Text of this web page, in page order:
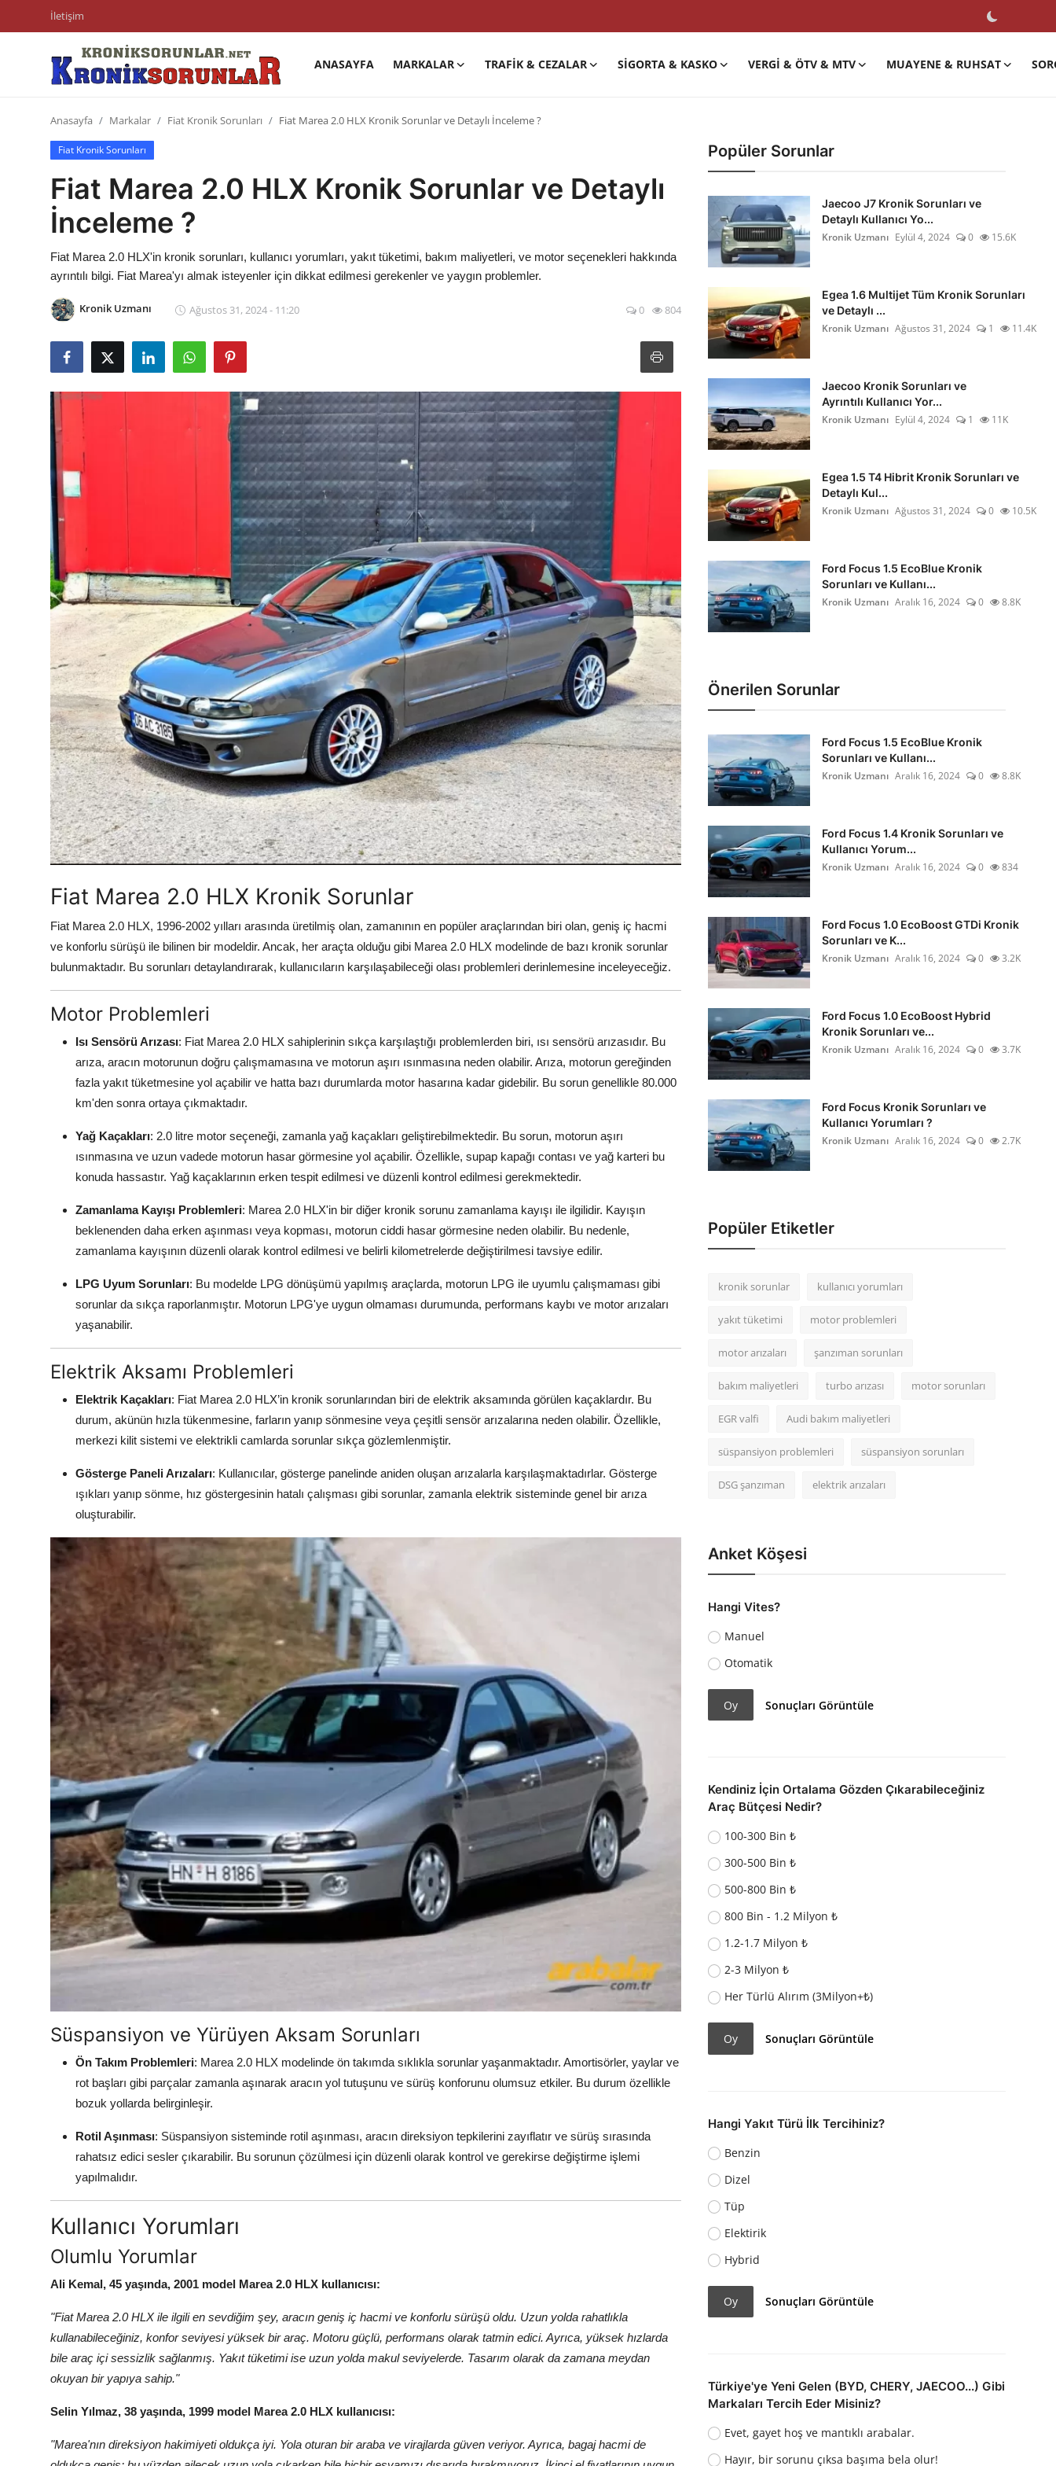
İletişim
ANASAYFA MARKALAR TRAFIK & CEZALAR SIGORTA & KASKO VERGI & ÖTV & MTV MUAYENE & RUHSAT
Trafik & Cezalar
Sigorta & Kasko
Vergi & ÖTV & MTV
Muayene & Ruhsat
Sorgulamalar
İkinci El & Alım-Satım
Bakım & Arıza Çözümleri
Elektrikli & Hibrit
Kiralama & Filo
Sürüş & Güvenlik
Lastik & Jant
Yağlar & Sıvılar
LPG & Yakıt
Elektrik & Akü
Klima & Konfor
Aydınlatma & Görüş
Şanzıman & Aktarma
Dizel Sistemler
Multimedya & Elektronik
Anasayfa Markalar Fiat Kronik Sorunları Fiat Marea 2.0 HLX Kronik Sorunlar ve Detaylı İnceleme ?
Fiat Kronik Sorunları
Fiat Marea 2.0 HLX Kronik Sorunlar ve Detaylı
İnceleme ?
Fiat Marea 2.0 HLX'in kronik sorunları, kullanıcı yorumları, yakıt tüketimi, bakım maliyetleri, ve motor seçenekleri hakkında
ayrıntılı bilgi. Fiat Marea'yı almak isteyenler için dikkat edilmesi gerekenler ve yaygın problemler.
Kronik Uzmanı Ağustos 31, 2024 - 11:20 0 804
Fiat Marea 2.0 HLX Kronik Sorunlar
Fiat Marea 2.0 HLX, 1996-2002 yılları arasında üretilmiş olan, zamanının en popüler araçlarından biri olan, geniş iç hacmi
ve konforlu sürüşü ile bilinen bir modeldir. Ancak, her araçta olduğu gibi Marea 2.0 HLX modelinde de bazı kronik sorunlar
bulunmaktadır. Bu sorunları detaylandırarak, kullanıcıların karşılaşabileceği olası problemleri derinlemesine inceleyeceğiz.
Motor Problemleri
Isı Sensörü Arızası: Fiat Marea 2.0 HLX sahiplerinin sıkça karşılaştığı problemlerden biri, ısı sensörü arızasıdır. Bu
arıza, aracın motorunun doğru çalışmamasına ve motorun aşırı ısınmasına neden olabilir. Arıza, motorun gereğinden
fazla yakıt tüketmesine yol açabilir ve hatta bazı durumlarda motor hasarına kadar gidebilir. Bu sorun genellikle 80.000
km'den sonra ortaya çıkmaktadır.
Yağ Kaçakları: 2.0 litre motor seçeneği, zamanla yağ kaçakları geliştirebilmektedir. Bu sorun, motorun aşırı
ısınmasına ve uzun vadede motorun hasar görmesine yol açabilir. Özellikle, supap kapağı contası ve yağ karteri bu
konuda hassastır. Yağ kaçaklarının erken tespit edilmesi ve düzenli kontrol edilmesi gerekmektedir.
Zamanlama Kayışı Problemleri: Marea 2.0 HLX'in bir diğer kronik sorunu zamanlama kayışı ile ilgilidir. Kayışın
beklenenden daha erken aşınması veya kopması, motorun ciddi hasar görmesine neden olabilir. Bu nedenle,
zamanlama kayışının düzenli olarak kontrol edilmesi ve belirli kilometrelerde değiştirilmesi tavsiye edilir.
LPG Uyum Sorunları: Bu modelde LPG dönüşümü yapılmış araçlarda, motorun LPG ile uyumlu çalışmaması gibi
sorunlar da sıkça raporlanmıştır. Motorun LPG'ye uygun olmaması durumunda, performans kaybı ve motor arızaları
yaşanabilir.
Elektrik Aksamı Problemleri
Elektrik Kaçakları: Fiat Marea 2.0 HLX’in kronik sorunlarından biri de elektrik aksamında görülen kaçaklardır. Bu
durum, akünün hızla tükenmesine, farların yanıp sönmesine veya çeşitli sensör arızalarına neden olabilir. Özellikle,
merkezi kilit sistemi ve elektrikli camlarda sorunlar sıkça gözlemlenmiştir.
Gösterge Paneli Arızaları: Kullanıcılar, gösterge panelinde aniden oluşan arızalarla karşılaşmaktadırlar. Gösterge
ışıkları yanıp sönme, hız göstergesinin hatalı çalışması gibi sorunlar, zamanla elektrik sisteminde genel bir arıza
oluşturabilir.
Süspansiyon ve Yürüyen Aksam Sorunları
Ön Takım Problemleri: Marea 2.0 HLX modelinde ön takımda sıklıkla sorunlar yaşanmaktadır. Amortisörler, yaylar ve
rot başları gibi parçalar zamanla aşınarak aracın yol tutuşunu ve sürüş konforunu olumsuz etkiler. Bu durum özellikle
bozuk yollarda belirginleşir.
Rotil Aşınması: Süspansiyon sisteminde rotil aşınması, aracın direksiyon tepkilerini zayıflatır ve sürüş sırasında
rahatsız edici sesler çıkarabilir. Bu sorunun çözülmesi için düzenli olarak kontrol ve gerekirse değiştirme işlemi
yapılmalıdır.
Kullanıcı Yorumları
Olumlu Yorumlar
Ali Kemal, 45 yaşında, 2001 model Marea 2.0 HLX kullanıcısı:
"Fiat Marea 2.0 HLX ile ilgili en sevdiğim şey, aracın geniş iç hacmi ve konforlu sürüşü oldu. Uzun yolda rahatlıkla
kullanabileceğiniz, konfor seviyesi yüksek bir araç. Motoru güçlü, performans olarak tatmin edici. Ayrıca, yüksek hızlarda
bile araç içi sessizlik sağlanmış. Yakıt tüketimi ise uzun yolda makul seviyelerde. Tasarım olarak da zamana meydan
okuyan bir yapıya sahip."
Selin Yılmaz, 38 yaşında, 1999 model Marea 2.0 HLX kullanıcısı:
"Marea'nın direksiyon hakimiyeti oldukça iyi. Yola oturan bir araba ve virajlarda güven veriyor. Ayrıca, bagaj hacmi de
Popüler Sorunlar
Jaecoo J7 Kronik Sorunları ve
Detaylı Kullanıcı Yo...
Kronik Uzmanı Eylül 4, 2024 0 15.6K
Egea 1.6 Multijet Tüm Kronik Sorunları
ve Detaylı ...
Kronik Uzmanı Ağustos 31, 2024 1 11.4K
Jaecoo Kronik Sorunları ve
Ayrıntılı Kullanıcı Yor...
Kronik Uzmanı Eylül 4, 2024 1 11K
Egea 1.5 T4 Hibrit Kronik Sorunları ve
Detaylı Kul...
Kronik Uzmanı Ağustos 31, 2024 0 10.5K
Ford Focus 1.5 EcoBlue Kronik
Sorunları ve Kullanı...
Kronik Uzmanı Aralık 16, 2024 0 8.8K
Önerilen Sorunlar
Ford Focus 1.5 EcoBlue Kronik
Sorunları ve Kullanı...
Kronik Uzmanı Aralık 16, 2024 0 8.8K
Ford Focus 1.4 Kronik Sorunları ve
Kullanıcı Yorum...
Kronik Uzmanı Aralık 16, 2024 0 834
Ford Focus 1.0 EcoBoost GTDi Kronik
Sorunları ve K...
Kronik Uzmanı Aralık 16, 2024 0 3.2K
Ford Focus 1.0 EcoBoost Hybrid
Kronik Sorunları ve...
Kronik Uzmanı Aralık 16, 2024 0 3.7K
Ford Focus Kronik Sorunları ve
Kullanıcı Yorumları ?
Kronik Uzmanı Aralık 16, 2024 0 2.7K
Popüler Etiketler
kronik sorunlar kullanıcı yorumları
yakıt tüketimi motor problemleri
motor arızaları şanzıman sorunları
bakım maliyetleri turbo arızası motor sorunları
EGR valfi Audi bakım maliyetleri
süspansiyon problemleri süspansiyon sorunları
DSG şanzıman elektrik arızaları
Anket Köşesi
Hangi Vites?
Manuel
Otomatik
Oy Sonuçları Görüntüle
Kendiniz İçin Ortalama Gözden Çıkarabileceğiniz
Araç Bütçesi Nedir?
100-300 Bin ₺
300-500 Bin ₺
500-800 Bin ₺
800 Bin - 1.2 Milyon ₺
1.2-1.7 Milyon ₺
2-3 Milyon ₺
Her Türlü Alırım (3Milyon+₺)
Oy Sonuçları Görüntüle
Hangi Yakıt Türü İlk Tercihiniz?
Benzin
Dizel
Tüp
Elektirik
Hybrid
Oy Sonuçları Görüntüle
Türkiye'ye Yeni Gelen (BYD, CHERY, JAECOO...) Gibi
Markaları Tercih Eder Misiniz?
Evet, gayet hoş ve mantıklı arabalar.
Hayır, bir sorunu çıksa başıma bela olur!